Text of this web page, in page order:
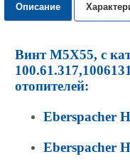
Описание
Винт M5X55, с
отопителей:
Eberspacher
Eberspacher